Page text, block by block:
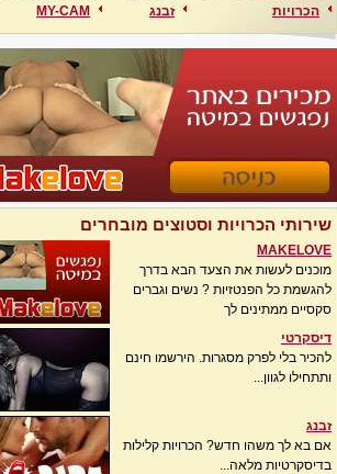
הכרויות
זבנג
MY-CAM
שירותי הכרויות וסטוצים מובחרים
MAKELOVE
מוכנים לעשות את הצעד הבא בדרך
להגשמת כל הפנטזיות ? נשים וגברים
סקסיים ממתינים לך
דיסקרטי
להכיר בלי לפרק מסגרות. הירשמו חינם
ותתחילו לגוון...
זבנג
אם בא לך משהו חדש? הכרויות קלילות
בדיסקרטיות מלאה...